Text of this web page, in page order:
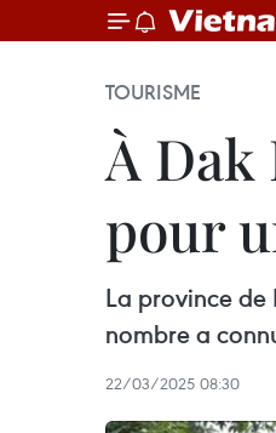
TOURISME
À Dak
pour
La province de
nombre a
22/03/2025 08:30